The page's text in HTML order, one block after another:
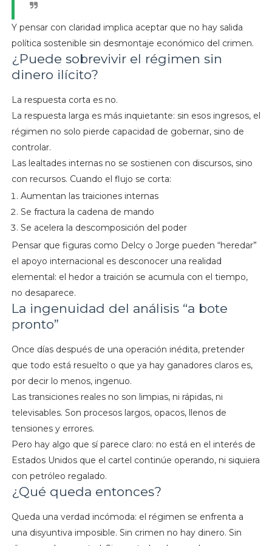
Y pensar con claridad implica aceptar que no hay salida
política sostenible sin desmontaje económico del crimen.
¿Puede sobrevivir el régimen sin
dinero ilícito?
La respuesta corta es no.
La respuesta larga es más inquietante: sin esos ingresos, el
régimen no solo pierde capacidad de gobernar, sino de
controlar.
Las lealtades internas no se sostienen con discursos, sino
con recursos. Cuando el flujo se corta:
Aumentan las traiciones internas
Se fractura la cadena de mando
Se acelera la descomposición del poder
Pensar que figuras como Delcy o Jorge pueden “heredar”
el apoyo internacional es desconocer una realidad
elemental: el hedor a traición se acumula con el tiempo,
no desaparece.
La ingenuidad del análisis “a bote
pronto”
Once días después de una operación inédita, pretender
que todo está resuelto o que ya hay ganadores claros es,
por decir lo menos, ingenuo.
Las transiciones reales no son limpias, ni rápidas, ni
televisables. Son procesos largos, opacos, llenos de
tensiones y errores.
Pero hay algo que sí parece claro: no está en el interés de
Estados Unidos que el cartel continúe operando, ni siquiera
con petróleo regalado.
¿Qué queda entonces?
Queda una verdad incómoda: el régimen se enfrenta a
una disyuntiva imposible. Sin crimen no hay dinero. Sin